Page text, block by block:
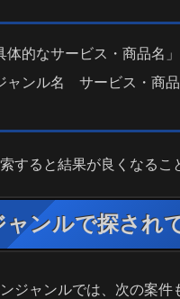
体的なサービス・商品名」
ャンル名 サービス・商品
すると結果が良くなるこ
ャンルで探され
ジャンルでは、次の案件